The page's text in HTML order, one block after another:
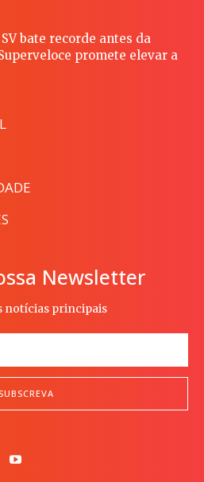
bate recorde antes da
promete elevar a
Newsletter
notícias principais
SUBSCREVA